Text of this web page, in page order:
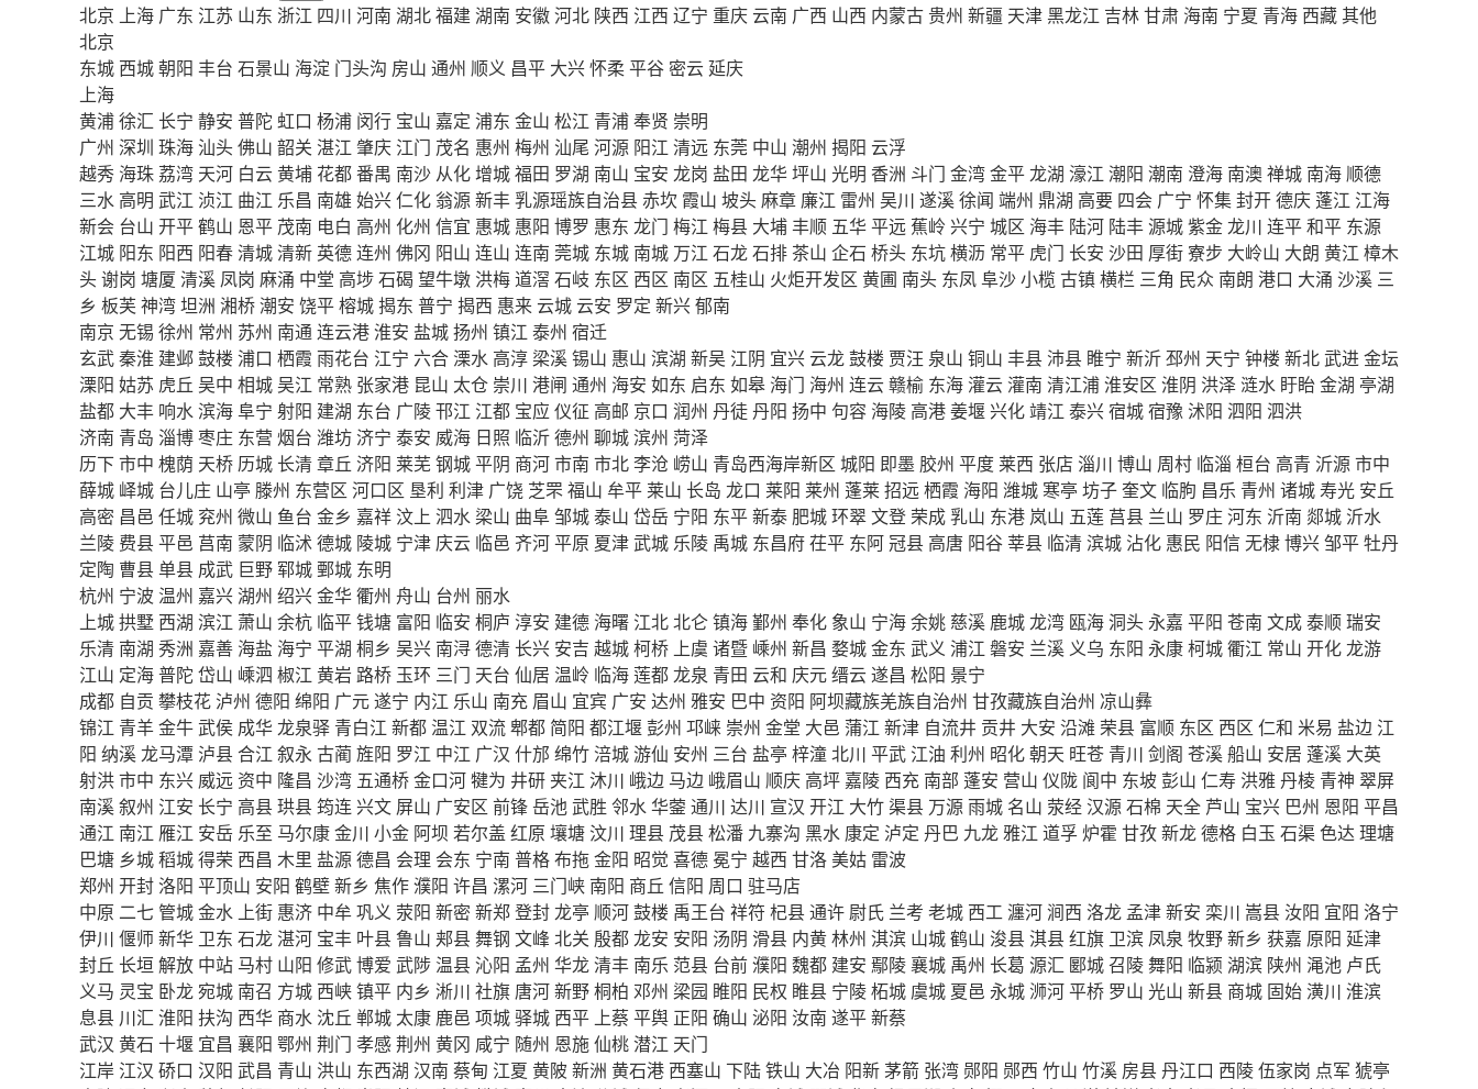
北京 上海 广东 江苏 山东 浙江 四川 河南 湖北福建湖南 安徽河北 陕西 江西 辽宁 重庆 云南 广西 山西 内蒙古 贵州 新疆 天津黑龙江 吉林甘肃 海南 宁夏 青海 西藏其他
北京
东城 西城朝阳 丰台 石景山 海淀 门头沟 房山 通州 顺义 昌平 大兴怀柔平谷 密云延庆
上海
黄浦徐汇 长宁 静安 普陀 虹口 杨浦 闵行 宝山 嘉定 浦东 金山 松江 青浦奉贤 崇明
广州 深圳 珠海 汕头佛山 韶关 湛江 肇庆 江门 茂名 惠州 梅州 汕尾 河源 阳江 清远 东莞 中山 潮州 揭阳 云浮
越秀 海珠 荔湾 天河 白云黄埔 花都番禺 南沙 从化增城福田 罗湖 南山 宝安 龙岗 盐田 龙华坪山 光明 香洲 斗门 金湾金平龙湖 濠江 潮阳 潮南 澄海 南澳禅城 南海 顺德
三水 高明 武江 浈江 曲江 乐昌 南雄 始兴仁化 翁源新丰乳源瑶族自治县赤坎 霞山 坡头麻章 廉江 雷州 吴川 遂溪徐闻 端州 鼎湖 高要 四会 广宁 怀集封开德庆 蓬江 江海
新会 台山 开平鹤山 恩平 茂南 电白 高州 化州 信宜 惠城 惠阳 博罗 惠东 龙门 梅江 梅县 大埔丰顺 五华平远 蕉岭 兴宁 城区 海丰 陆河 陆丰源城紫金龙川 连平和平 东源
江城 阳东 阳西 阳春清城清新 英德连州 佛冈 阳山 连山 连南 莞城 东城 南城 万江 石龙石排茶山 企石 桥头 东坑横沥 常平 虎门 长安 沙田 厚街寮步 大岭山 大朗 黄江 樟木
头谢岗 塘厦 清溪 凤岗 麻涌 中堂 高埗石碣 望牛墩 洪梅道滘 石岐 东区 西区 南区 五桂山 火炬开发区 黄圃 南头 东凤阜沙小榄 古镇横栏 三角 民众 南朗 港口 大涌 沙溪 三
乡 板芙 神湾坦洲 湘桥潮安 饶平榕城揭东 普宁 揭西 惠来 云城 云安 罗定 新兴郁南
南京 无锡 徐州 常州 苏州 南通连云港淮安 盐城扬州 镇江 泰州 宿迁
玄武秦淮 建邺鼓楼 浦口 栖霞 雨花台 江宁 六合 溧水 高淳 梁溪锡山 惠山 滨湖 新吴 江阴 宜兴 云龙鼓楼 贾汪 泉山 铜山 丰县 沛县 睢宁 新沂邳州 天宁 钟楼 新北武进金坛
溧阳 姑苏 虎丘 吴中 相城吴江 常熟 张家港 昆山 太仓 崇川 港闸 通州 海安 如东 启东 如皋 海门 海州 连云赣榆 东海灌云灌南 清江浦淮安区 淮阴 洪泽 涟水 盱眙金湖 亭湖
盐都 大丰 响水滨海阜宁 射阳 建湖 东台 广陵邗江 江都 宝应 仪征 高邮 京口 润州 丹徒丹阳 扬中 句容 海陵 高港姜堰兴化靖江 泰兴宿城宿豫 沭阳 泗阳 泗洪
济南 青岛 淄博枣庄 东营 烟台 潍坊济宁 泰安 威海 日照 临沂德州 聊城滨州 菏泽
历下市中 槐荫 天桥 历城 长清章丘 济阳 莱芜钢城平阴 商河市南 市北李沧 崂山 青岛西海岸新区 城阳 即墨 胶州 平度 莱西 张店 淄川 博山 周村 临淄 桓台 高青 沂源市中
薛城 峄城 台儿庄 山亭 滕州 东营区 河口区 垦利 利津 广饶 芝罘福山 牟平 莱山 长岛 龙口 莱阳 莱州 蓬莱招远 栖霞 海阳 潍城 寒亭 坊子奎文 临朐 昌乐 青州 诸城寿光 安丘
高密 昌邑 任城 兖州 微山 鱼台 金乡 嘉祥 汶上 泗水 梁山 曲阜邹城泰山 岱岳 宁阳 东平新泰 肥城环翠文登 荣成乳山 东港 岚山 五莲 莒县 兰山 罗庄河东 沂南 郯城 沂水
兰陵 费县平邑 莒南 蒙阴 临沭德城 陵城 宁津 庆云 临邑 齐河平原 夏津武城 乐陵 禹城 东昌府茌平 东阿冠县 高唐 阳谷莘县 临清滨城 沾化 惠民 阳信无棣博兴邹平牡丹
定陶 曹县单县 成武 巨野 郓城 鄄城 东明
杭州 宁波 温州 嘉兴湖州 绍兴金华衢州 舟山 台州 丽水
上城拱墅 西湖 滨江 萧山 余杭 临平钱塘 富阳 临安 桐庐 淳安 建德 海曙 江北北仑镇海鄞州 奉化 象山 宁海余姚 慈溪 鹿城龙湾 瓯海洞头 永嘉 平阳 苍南 文成泰顺瑞安
乐清 南湖 秀洲 嘉善 海盐 海宁 平湖 桐乡 吴兴 南浔德清 长兴 安吉 越城柯桥 上虞 诸暨 嵊州 新昌 婺城金东 武义 浦江 磐安 兰溪 义乌 东阳 永康柯城衢江 常山 开化龙游
江山 定海普陀 岱山 嵊泗 椒江 黄岩 路桥 玉环 三门 天台 仙居 温岭 临海莲都龙泉 青田 云和 庆元缙云遂昌 松阳 景宁
成都 自贡 攀枝花 泸州 德阳 绵阳 广元遂宁 内江 乐山 南充 眉山 宜宾 广安 达州 雅安 巴中 资阳 阿坝藏族羌族自治州 甘孜藏族自治州 凉山彝
锦江 青羊金牛武侯 成华龙泉驿 青白江 新都 温江 双流郫都 简阳 都江堰彭州 邛崃 崇州 金堂 大邑 蒲江 新津 自流井 贡井 大安 沿滩 荣县 富顺 东区 西区 仁和 米易 盐边 江
阳 纳溪龙马潭 泸县合江 叙永古蔺旌阳 罗江 中江 广汉 什邡 绵竹 涪城游仙 安州 三台 盐亭 梓潼北川 平武 江油 利州 昭化朝天 旺苍 青川 剑阁 苍溪船山 安居 蓬溪 大英
射洪市中 东兴 威远 资中 隆昌 沙湾 五通桥金口河犍为 井研 夹江 沐川 峨边 马边 峨眉山 顺庆 高坪 嘉陵 西充 南部 蓬安 营山 仪陇 阆中 东坡彭山 仁寿 洪雅丹棱 青神 翠屏
南溪叙州 江安 长宁 高县珙县筠连兴文 屏山 广安区 前锋岳池武胜 邻水华蓥 通川 达川 宣汉 开江 大竹 渠县 万源雨城 名山 荥经汉源石棉 天全 芦山 宝兴 巴州 恩阳 平昌
通江 南江 雁江 安岳 乐至 马尔康金川 小金 阿坝 若尔盖 红原 壤塘 汶川 理县 茂县松潘 九寨沟 黑水 康定 泸定 丹巴 九龙雅江 道孚炉霍 甘孜新龙德格 白玉 石渠色达 理塘
巴塘 乡城稻城得荣 西昌 木里 盐源德昌 会理 会东 宁南 普格布拖金阳 昭觉 喜德 冕宁 越西 甘洛 美姑 雷波
郑州 开封洛阳 平顶山 安阳 鹤壁新乡 焦作濮阳 许昌 漯河 三门峡 南阳 商丘 信阳 周口 驻马店
中原 二七 管城金水 上街 惠济 中牟巩义 荥阳 新密 新郑登封龙亭 顺河鼓楼 禹王台 祥符 杞县通许 尉氏 兰考 老城 西工瀍河涧西 洛龙 孟津新安 栾川 嵩县 汝阳 宜阳 洛宁
伊川 偃师新华 卫东 石龙湛河 宝丰 叶县鲁山 郏县舞钢 文峰 北关 殷都龙安 安阳 汤阴 滑县 内黄林州 淇滨 山城鹤山 浚县淇县红旗 卫滨 凤泉 牧野新乡 获嘉 原阳 延津
封丘 长垣解放 中站 马村 山阳 修武博爱 武陟 温县沁阳 孟州 华龙清丰 南乐 范县 台前濮阳 魏都 建安 鄢陵襄城 禹州 长葛 源汇 郾城召陵舞阳 临颍 湖滨 陕州 渑池 卢氏
义马 灵宝 卧龙宛城 南召 方城 西峡镇平 内乡 淅川 社旗 唐河新野桐柏 邓州 梁园 睢阳 民权 睢县 宁陵柘城 虞城 夏邑 永城浉河平桥 罗山 光山 新县 商城 固始潢川 淮滨
息县 川汇 淮阳 扶沟 西华 商水 沈丘 郸城 太康 鹿邑 项城驿城 西平 上蔡 平舆 正阳 确山 泌阳 汝南 遂平新蔡
武汉 黄石 十堰 宜昌 襄阳 鄂州 荆门 孝感荆州 黄冈 咸宁 随州 恩施仙桃潜江 天门
江岸 江汉 硚口 汉阳 武昌 青山 洪山 东西湖 汉南 蔡甸 江夏 黄陂 新洲 黄石港 西塞山 下陆铁山 大冶 阳新茅箭 张湾 郧阳 郧西 竹山 竹溪 房县丹江口 西陵伍家岗 点军 猇亭